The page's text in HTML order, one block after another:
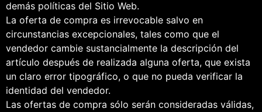
demás políticas del Sitio Web.
La oferta de compra es irrevocable salvo en
circunstancias excepcionales, tales como que el
vendedor cambie sustancialmente la descripción del
artículo después de realizada alguna oferta, que exista
un claro error tipográfico, o que no pueda verificar la
identidad del vendedor.
Las ofertas de compra sólo serán consideradas válidas,